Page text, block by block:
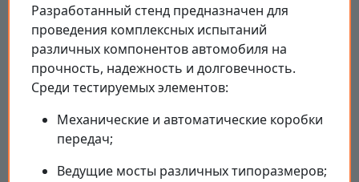
Разработанный стенд предназначен для
проведения комплексных испытаний
различных компонентов автомобиля на
прочность, надежность и долговечность.
Среди тестируемых элементов:
Механические и автоматические коробки
передач;
Ведущие мосты различных типоразмеров;